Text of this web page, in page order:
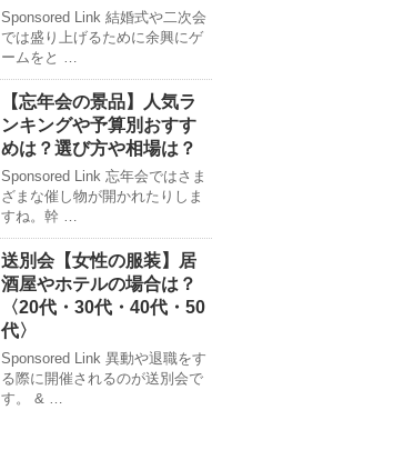
Sponsored Link 結婚式や二次会
では盛り上げるために余興にゲ
ームをと …
【忘年会の景品】人気ラ
ンキングや予算別おすす
めは？選び方や相場は？
Sponsored Link 忘年会ではさま
ざまな催し物が開かれたりしま
すね。幹 …
送別会【女性の服装】居
酒屋やホテルの場合は？
〈20代・30代・40代・50
代〉
Sponsored Link 異動や退職をす
る際に開催されるのが送別会で
す。 & …